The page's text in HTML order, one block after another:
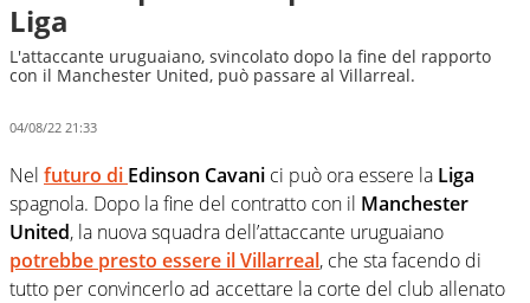
Liga
L'attaccante uruguaiano, svincolato dopo la fine del rapporto
con il Manchester United, può passare al Villarreal.
04/08/22 21:33
Nel futuro di Edinson Cavani ci può ora essere la Liga
spagnola. Dopo la fine del contratto con il Manchester
United, la nuova squadra dell’attaccante uruguaiano
potrebbe presto essere ilVillarreal, che sta facendo di
tutto per convincerlo ad accettare la corte del club allenato